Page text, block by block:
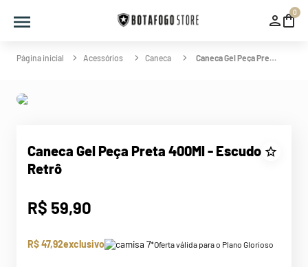
0
Acessórios Caneca Caneca Gel Peça Preta 400Ml - Escudo Retrô
Caneca Gel Peça Preta 400Ml - Escudo
Retrô
R$ 59,90
R$ 47,92exclusivo *Oferta válida para o Plano Glorioso